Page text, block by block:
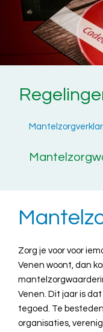
Zorg je voor voor
Venen woont, dan
Venen. Dit jaar is
tegoed. Te
organisaties,